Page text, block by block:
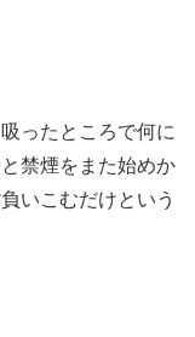
ったところで何に
禁煙をまた始めか
いこむだけという